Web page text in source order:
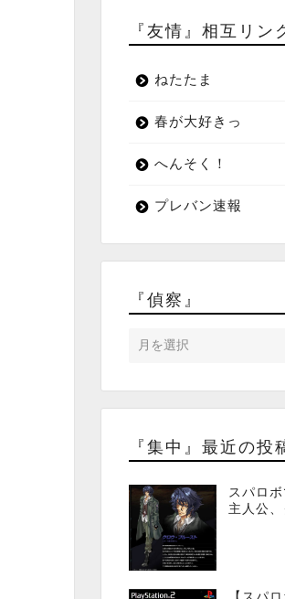
『友情』相互リン
ねたたま
春が大好きっ
へんそく！
プレバン速報
『偵察』
『集中』最近の投
スパロ
主人公